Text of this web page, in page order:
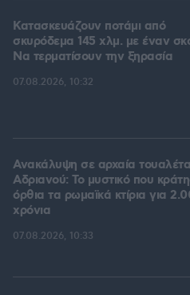
Κατασκευάζουν ποτάμι από
σκυρόδεμα 145 χλμ. με έναν
Να τερματίσουν την ξηρασία
07.08.2026, 10:32
Ανακάλυψη σε αρχαία
Αδριανού: Το μυστικό που
όρθια τα ρωμαϊκά κτίρια για
χρόνια
07.08.2026, 10:33